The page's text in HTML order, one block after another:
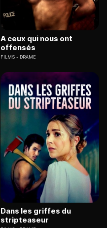
A ceux qui nous ont
offensés
FILMS DRAME
Dans les griffes du
stripteaseur